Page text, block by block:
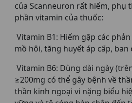
của Scanneuron rất hiếm, phụ
phần vitamin của thuốc:
Vitamin B1: Hiếm gặp các
mồ hôi, tăng huyết áp cấp, ban
Vitamin B6: Dùng dài ngày
≥200mg có thể gây bệnh về
thần kinh ngoại vi nặng biểu